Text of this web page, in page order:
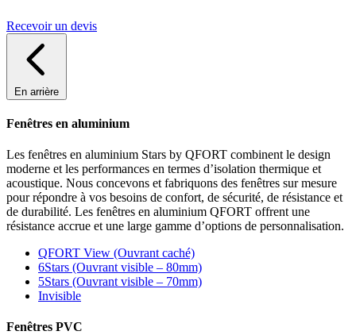
Recevoir un devis
En arrière
Fenêtres en aluminium
Les fenêtres en aluminium Stars by QFORT combinent le design
moderne et les performances en termes d’isolation thermique et
acoustique. Nous concevons et fabriquons des fenêtres sur mesure
pour répondre à vos besoins de confort, de sécurité, de résistance et
de durabilité. Les fenêtres en aluminium QFORT offrent une
résistance accrue et une large gamme d’options de personnalisation.
QFORT View (Ouvrant caché)
6Stars (Ouvrant visible – 80mm)
5Stars (Ouvrant visible – 70mm)
Invisible
Fenêtres PVC